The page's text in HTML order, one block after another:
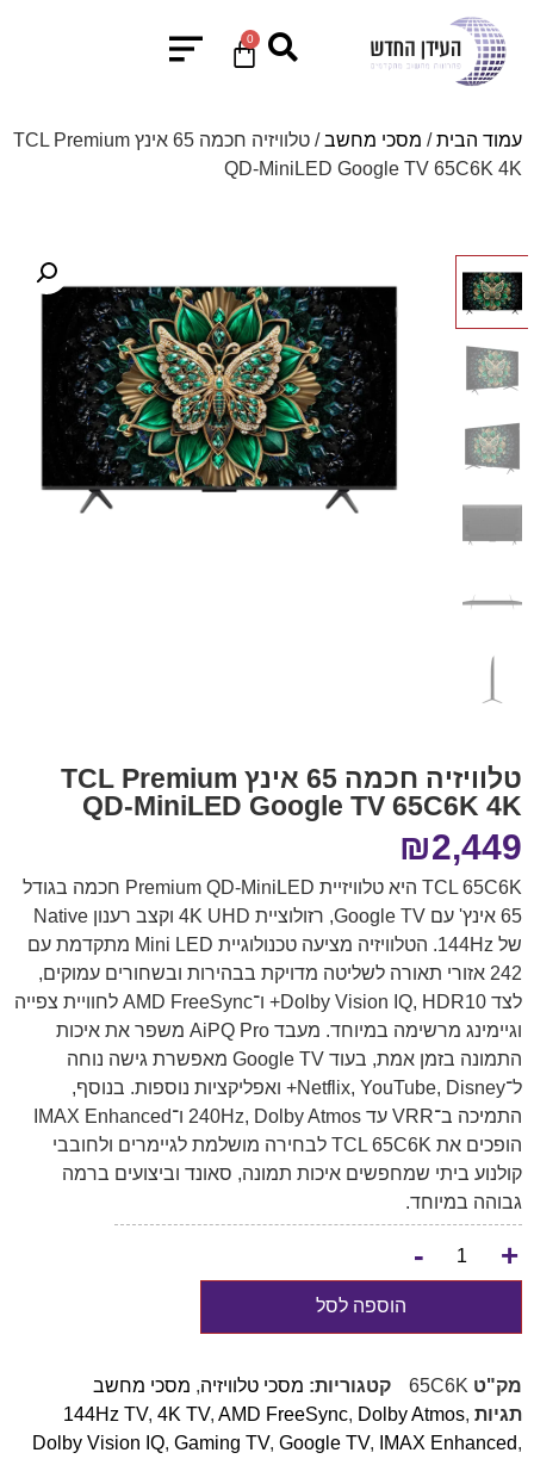
0
עמוד הבית/ מסכי מחשב
/ טלוויזיה חכמה 65 אינץ TCL Premium
QD-MiniLED Google TV 65C6K 4K
טלוויזיה חכמה 65 אינץ TCL Premium
QD-MiniLED Google TV 65C6K 4K
₪2,449
TCL 65C6K היא טלוויזיית Premium QD-MiniLED חכמה בגודל
65 אינץ' עם Google TV, רזולוציית 4K UHD וקצב רענון Native
של 144Hz. הטלוויזיה מציעה טכנולוגיית Mini LED מתקדמת עם
242 אזורי תאורה לשליטה מדויקת בבהירות ובשחורים עמוקים,
לצד Dolby Vision IQ, HDR10+ ו־AMD FreeSync לחוויית צפייה
וגיימינג מרשימה במיוחד. מעבד AiPQ Pro משפר את איכות
התמונה בזמן אמת, בעוד Google TV מאפשרת גישה נוחה
ל־Netflix, YouTube, Disney+ ואפליקציות נוספות. בנוסף,
התמיכה ב־VRR עד 240Hz, Dolby Atmos ו־IMAX Enhanced
הופכים את TCL 65C6K לבחירה מושלמת לגיימרים ולחובבי
קולנוע ביתי שמחפשים איכות תמונה, סאונד וביצועים ברמה
גבוהה במיוחד.
+
-
הוספה לסל
מק"ט 65C6K קטגוריות: מסכי טלוויזיה, מסכי מחשב
תגיות
144Hz TV, 4K TV, AMD FreeSync, Dolby Atmos,
Dolby Vision IQ, Gaming TV, Google TV, IMAX Enhanced,